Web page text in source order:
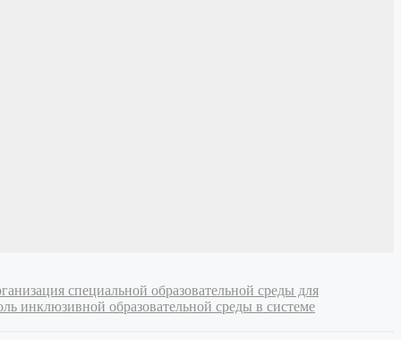
специальной образовательной среды для
инклюзивной образовательной среды в системе